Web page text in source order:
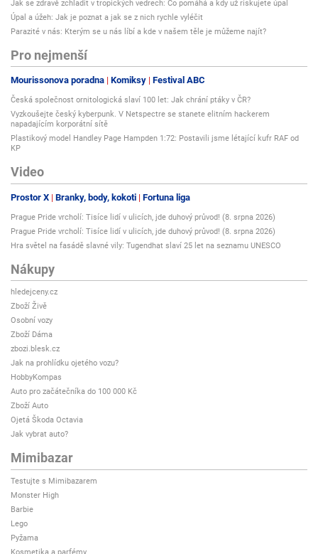
Jak se zdravě zchladit v tropických vedrech: Co pomáhá a kdy už riskujete úpal
Úpal a úžeh: Jak je poznat a jak se z nich rychle vyléčit
Parazité v nás: Kterým se u nás líbí a kde v našem těle je můžeme najít?
Pro nejmenší
Mourissonova poradna Komiksy Festival ABC
Česká společnost ornitologická slaví 100 let: Jak chrání ptáky v ČR?
Vyzkoušejte český kyberpunk. V Netspectre se stanete elitním hackerem
napadajícím korporátní sítě
Plastikový model Handley Page Hampden 1:72: Postavili jsme létající kufr RAF od
KP
Video
Prostor X Branky, body, kokoti Fortuna liga
Prague Pride vrcholí: Tisíce lidí v ulicích, jde duhový průvod! (8. srpna 2026)
Prague Pride vrcholí: Tisíce lidí v ulicích, jde duhový průvod! (8. srpna 2026)
Hra světel na fasádě slavné vily: Tugendhat slaví 25 let na seznamu UNESCO
Nákupy
hledejceny.cz
Zboží Živě
Osobní vozy
Zboží Dáma
zbozi.blesk.cz
Jak na prohlídku ojetého vozu?
HobbyKompas
Auto pro začátečníka do 100 000 Kč
Zboží Auto
Ojetá Škoda Octavia
Jak vybrat auto?
Mimibazar
Testujte s Mimibazarem
Monster High
Barbie
Lego
Pyžama
Kosmetika a parfémy